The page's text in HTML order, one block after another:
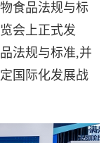
食品法规与标
会上正式发
法规与标准,并
国际化发展战